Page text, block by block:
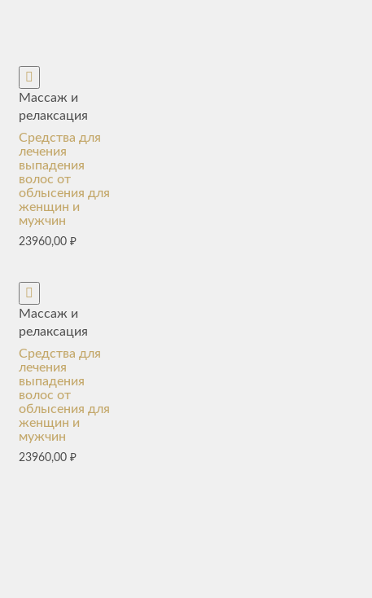
Массаж и
релаксация
Средства для
лечения
выпадения
волос от
облысения для
женщин и
мужчин
23960,00 ₽
Массаж и
релаксация
Средства для
лечения
выпадения
волос от
облысения для
женщин и
мужчин
23960,00 ₽